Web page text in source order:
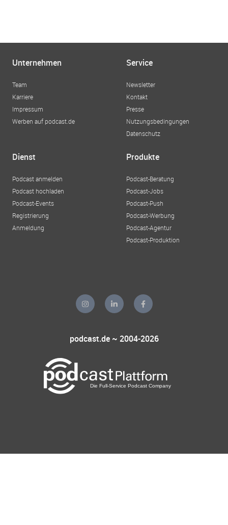
Unternehmen
Team
Karriere
Impressum
Werben auf podcast.de
Service
Newsletter
Kontakt
Presse
Nutzungsbedingungen
Datenschutz
Dienst
Podcast anmelden
Podcast hochladen
Podcast-Events
Registrierung
Anmeldung
Produkte
Podcast-Beratung
Podcast-Jobs
Podcast-Push
Podcast-Werbung
Podcast-Agentur
Podcast-Produktion
podcast.de ~ 2004-2026